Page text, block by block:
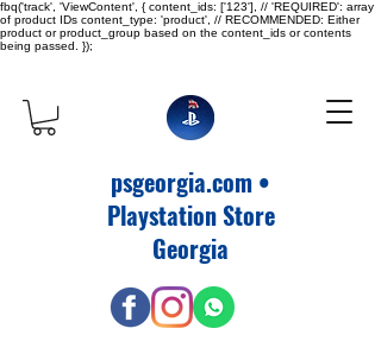
fbq('track', 'ViewContent', { content_ids: ['123'], // 'REQUIRED': array
of product IDs content_type: 'product', // RECOMMENDED: Either
product or product_group based on the content_ids or contents
being passed. });
psgeorgia.com •
Playstation Store
Georgia